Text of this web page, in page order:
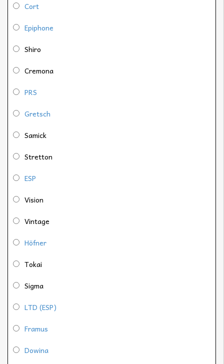
Cort
Epiphone
Shiro
Cremona
PRS
Gretsch
Samick
Stretton
ESP
Vision
Vintage
Höfner
Tokai
Sigma
LTD (ESP)
Framus
Dowina